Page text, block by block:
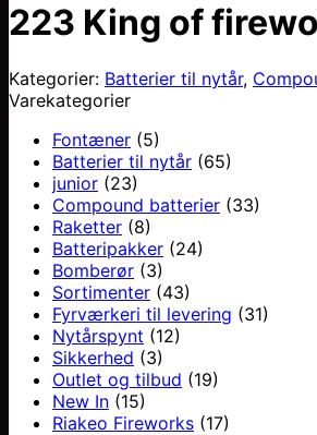
223 King of
Kategorier: Batterier til nytår,
Varekategorier
Fontæner (5)
Batterier til nytår (65)
junior (23)
Compound batterier (33)
Raketter (8)
Batteripakker (24)
Bomberør (3)
Sortimenter (43)
Fyrværkeri til levering (31)
Nytårspynt (12)
Sikkerhed (3)
Outlet og tilbud (19)
New In (15)
Riakeo Fireworks (17)